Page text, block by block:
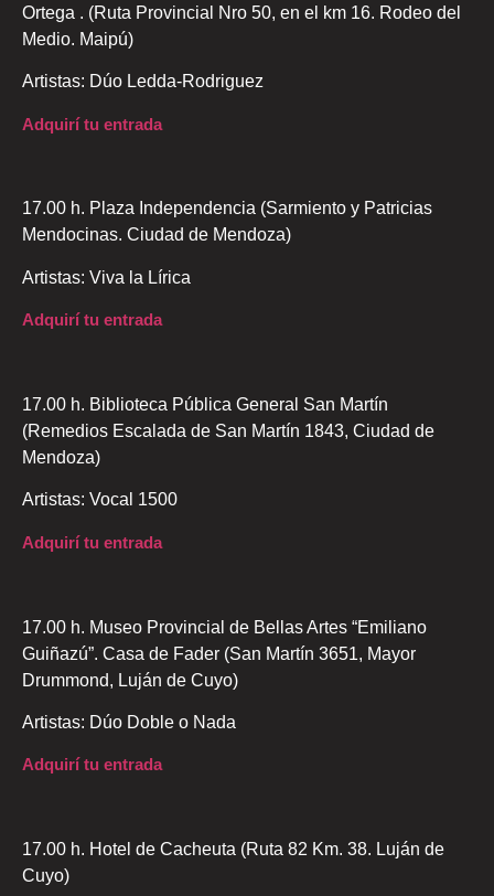
Ortega . (Ruta Provincial Nro 50, en el km 16. Rodeo del
Medio. Maipú)
Artistas: Dúo Ledda-Rodriguez
Adquirí tu entrada
17.00 h. Plaza Independencia (Sarmiento y Patricias
Mendocinas. Ciudad de Mendoza)
Artistas: Viva la Lírica
Adquirí tu entrada
17.00 h. Biblioteca Pública General San Martín
(Remedios Escalada de San Martín 1843, Ciudad de
Mendoza)
Artistas: Vocal 1500
Adquirí tu entrada
17.00 h. Museo Provincial de Bellas Artes “Emiliano
Guiñazú”. Casa de Fader (San Martín 3651, Mayor
Drummond, Luján de Cuyo)
Artistas: Dúo Doble o Nada
Adquirí tu entrada
17.00 h. Hotel de Cacheuta (Ruta 82 Km. 38. Luján de
Cuyo)